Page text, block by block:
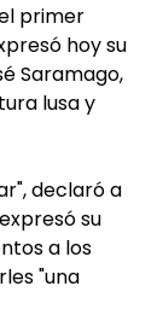
primer
hoy su
Saramago,
lusa y
declaró a
su
a los
"una